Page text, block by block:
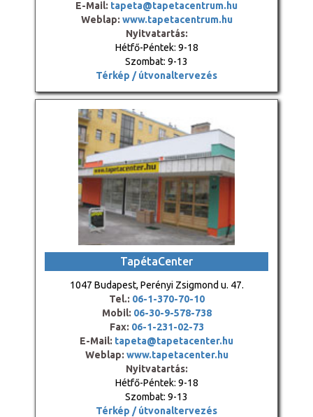
E-Mail: tapeta@tapetacentrum.hu
Weblap: www.tapetacentrum.hu
Nyitvatartás:
Hétfő-Péntek: 9-18
Szombat: 9-13
Térkép / útvonaltervezés
TapétaCenter
1047 Budapest, Perényi Zsigmond u. 47.
Tel.: 06-1-370-70-10
Mobil: 06-30-9-578-738
Fax: 06-1-231-02-73
E-Mail: tapeta@tapetacenter.hu
Weblap: www.tapetacenter.hu
Nyitvatartás:
Hétfő-Péntek: 9-18
Szombat: 9-13
Térkép / útvonaltervezés